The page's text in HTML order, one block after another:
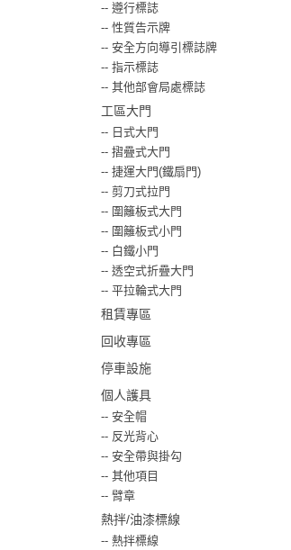
-- 遵行標誌
-- 性質告示牌
-- 安全方向導引標誌牌
-- 指示標誌
-- 其他部會局處標誌
工區大門
-- 日式大門
-- 摺疊式大門
-- 捷運大門(鐵扇門)
-- 剪刀式拉門
-- 圍籬板式大門
-- 圍籬板式小門
-- 白鐵小門
-- 透空式折疊大門
-- 平拉輪式大門
租賃專區
回收專區
停車設施
個人護具
-- 安全帽
-- 反光背心
-- 安全帶與掛勾
-- 其他項目
-- 臂章
熱拌/油漆標線
-- 熱拌標線